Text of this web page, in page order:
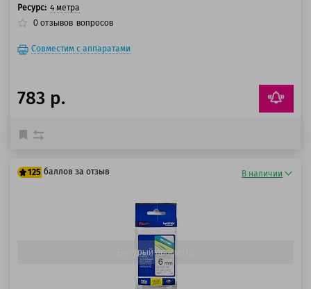
Ресурс: 4 метрa
0 отзывов вопросов
Совместим с аппаратами
783 р.
125 баллов за отзыв В наличии
Быстрый просмотр